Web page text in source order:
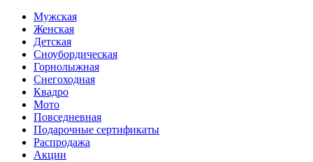
Мужская
Женская
Детская
Сноубордическая
Горнолыжная
Снегоходная
Квадро
Мото
Повседневная
Подарочные сертификаты
Распродажа
Акции